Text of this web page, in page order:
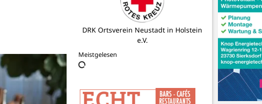
Freiwillige Feuerwehr Neustadt in
Holstein
Meistgelesen